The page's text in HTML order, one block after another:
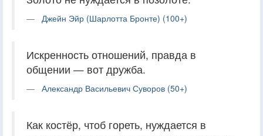
Джейн Эйр (Шарлотта Бронте) (100+)
Искренность отношений, правда в
общении — вот дружба.
Александр Васильевич Суворов (50+)
Как костёр, чтоб гореть, нуждается в